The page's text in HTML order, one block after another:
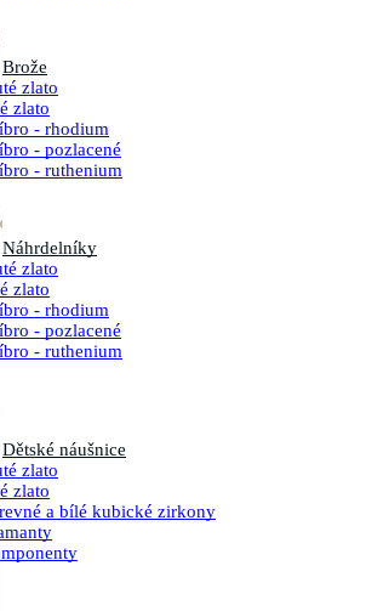
Brože
zlato
zlato
- rhodium
- pozlacené
- ruthenium
Náhrdelníky
zlato
zlato
- rhodium
- pozlacené
- ruthenium
Dětské náušnice
zlato
zlato
a bílé kubické zirkony